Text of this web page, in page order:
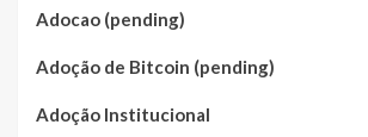
Adocao (pending)
Adoção de Bitcoin (pending)
Adoção Institucional